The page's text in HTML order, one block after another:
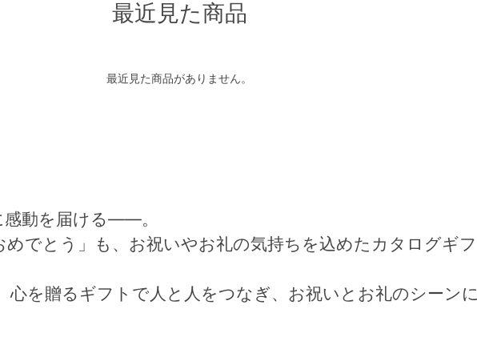
最近見た商品
最近見た商品がありません。
感動を届ける――。
でとう」も、お祝いやお礼の気持ちを込めたカタログギフ
を贈るギフトで人と人をつなぎ、お祝いとお礼のシーンに